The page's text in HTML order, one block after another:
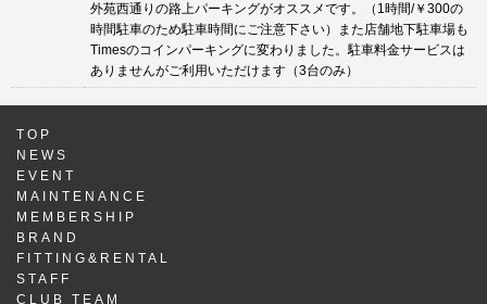
外苑西通りの路上パーキングがオススメです。（1時間/￥300の
時間駐車のため駐車時間にご注意下さい）また店舗地下駐車場も
Timesのコインパーキングに変わりました。駐車料金サービスは
ありませんがご利用いただけます（3台のみ）
TOP
NEWS
EVENT
MAINTENANCE
MEMBERSHIP
BRAND
FITTING&RENTAL
STAFF
CLUB TEAM